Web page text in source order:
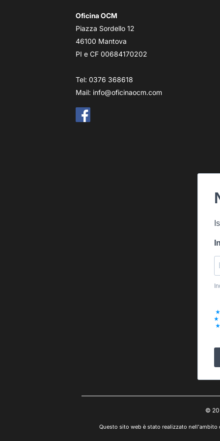
Oficina OCM
Piazza Sordello 12
46100 Mantova
PI e CF 00684170202
Tel: 0376 368618
Mail: info@oficinaocm.com
©
Questo sito web è stato realizzato nell'ambito